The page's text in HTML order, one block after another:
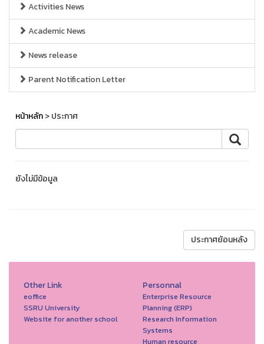
Activities News
Academic News
News release
Parent Notification Letter
หน้าหลัก> ประกาศ
ยังไม่มีข้อมูล
ประกาศย้อนหลัง
Other Link
eoffice
SSRU University
Website for another school
Personnal
Enterprise Resource
Planning (ERP)
Research Information
Systems
Human resource